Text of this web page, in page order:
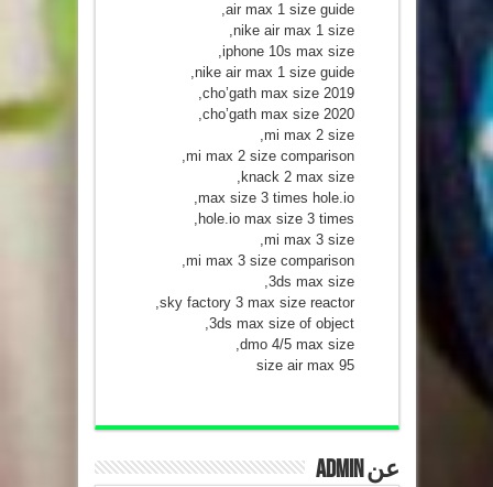
air max 1 size guide,
nike air max 1 size,
iphone 10s max size,
nike air max 1 size guide,
cho’gath max size 2019,
cho’gath max size 2020,
mi max 2 size,
mi max 2 size comparison,
knack 2 max size,
max size 3 times hole.io,
hole.io max size 3 times,
mi max 3 size,
mi max 3 size comparison,
3ds max size,
sky factory 3 max size reactor,
3ds max size of object,
dmo 4/5 max size,
size air max 95
عن admin